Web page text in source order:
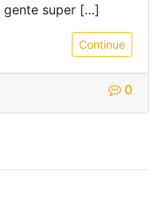
gente super […]
Continue
0